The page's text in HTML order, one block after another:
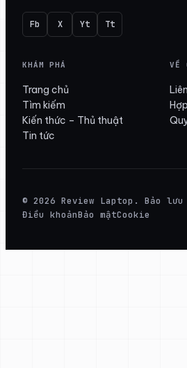
Fb X Yt Tt
KHÁM PHÁ
Trang chủ
Tìm kiếm
Kiến thức – Thủ thuật
Tin tức
VỀ
© 2026 Review Laptop. Bảo lưu
Điều khoảnBảo mậtCookie